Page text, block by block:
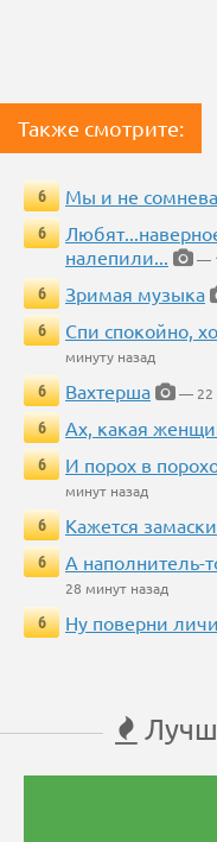
Также смотрите:
6 Мы и не
6
налепили...
—
6
Зримая музыка
6
Спи спокойно,
минуту назад
6
Вахтерша
— 22
6
Ах, какая
6
И порох в
минут назад
6
Кажется
6
А наполнитель-
28 минут назад
6
Ну поверни